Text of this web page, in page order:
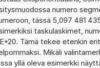
numero
tässä 5,097 481
taskulaskimet,
Tämä tekee etenkin
Mikäli
yllä oleva esimerkki